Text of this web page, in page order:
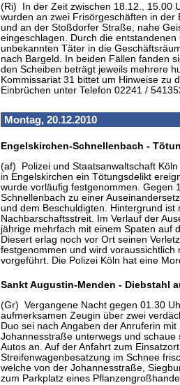
(Ri) In der Zeit zwischen 18.12., 15.00
wurden an zwei Frisörgeschäften in
und an der Stoßdorfer Straße, nahe
eingeschlagen. Durch die
unbekannten Täter in die
nach Bargeld. In beiden Fällen fanden
den Scheiben beträgt jeweils mehrere
Kommissariat 31 bittet um Hinweise zu
Einbrüchen unter Telefon 02241 /
Montag, 20.12.2010
Engelskirchen-Schnellenbach -
(af) Polizei und Staatsanwaltschaft
in Engelskirchen ein Tötungsdelikt
wurde vorläufig festgenommen. Gegen
Schnellenbach zu einer
und dem Beschuldigten. Hintergrund ist
Nachbarschaftsstreit. Im Verlauf der
jährige mehrfach mit einem Spaten auf
Diesert erlag noch vor Ort seinen
festgenommen und wird voraussichtlich
vorgeführt. Die Polizei Köln hat eine
Sankt Augustin-Menden - Diebstahl
(Gr) Vergangene Nacht gegen 01.30
aufmerksamen Zeugin über zwei
Duo sei nach Angaben der Anruferin
Johannesstraße unterwegs und
Autos an. Auf der Anfahrt zum
Streifenwagenbesatzung im Schnee
welche von der Johannesstraße,
zum Parkplatz eines